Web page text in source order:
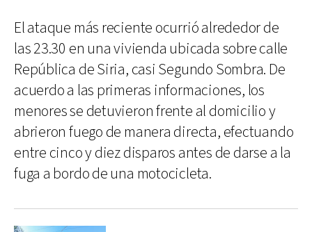
El ataque más reciente ocurrió alrededor de
las 23.30 en una vivienda ubicada sobre calle
República de Siria, casi Segundo Sombra. De
acuerdo a las primeras informaciones, los
menores se detuvieron frente al domicilio y
abrieron fuego de manera directa, efectuando
entre cinco y diez disparos antes de darse a la
fuga a bordo de una motocicleta.